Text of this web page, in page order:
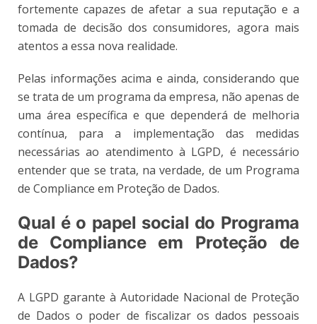
fortemente capazes de afetar a sua reputação e a
tomada de decisão dos consumidores, agora mais
atentos a essa nova realidade.
Pelas informações acima e ainda, considerando que
se trata de um programa da empresa, não apenas de
uma área específica e que dependerá de melhoria
contínua, para a implementação das medidas
necessárias ao atendimento à LGPD, é necessário
entender que se trata, na verdade, de um Programa
de Compliance em Proteção de Dados.
Qual é o papel social do Programa
de Compliance em Proteção de
Dados?
A LGPD garante à Autoridade Nacional de Proteção
de Dados o poder de fiscalizar os dados pessoais